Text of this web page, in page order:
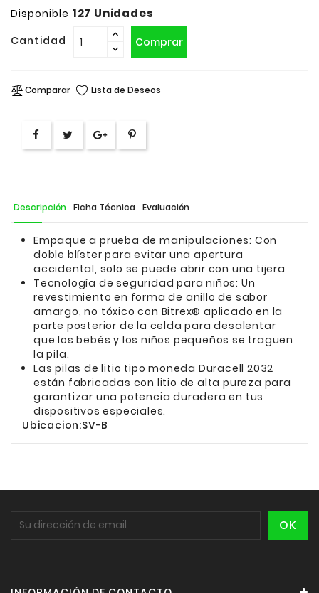
Disponible 127 Unidades
Cantidad Comprar
Comparar Lista de Deseos
Descripción Ficha Técnica Evaluación
Empaque a prueba de manipulaciones: Con
doble blíster para evitar una apertura
accidental, solo se puede abrir con una tijera
Tecnología de seguridad para niños: Un
revestimiento en forma de anillo de sabor
amargo, no tóxico con Bitrex® aplicado en la
parte posterior de la celda para desalentar
que los bebés y los niños pequeños se traguen
la pila.
Las pilas de litio tipo moneda Duracell 2032
están fabricadas con litio de alta pureza para
garantizar una potencia duradera en tus
dispositivos especiales.
Ubicacion:SV-B